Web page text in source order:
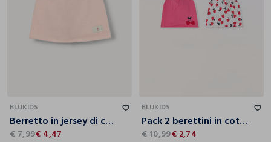
BLUKIDS
Berretto in jersey di cotone stretch neonata
€ 7,99€ 4,47
BLUKIDS
Pack 2 berettini in cotone stretch neonata
€ 10,99€ 2,74